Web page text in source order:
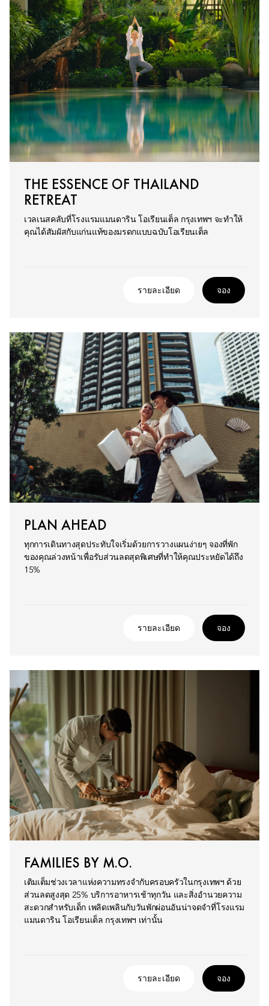
THE ESSENCE OF THAILAND
RETREAT
เวลเนสคลับที่โรงแรมแมนดาริน โอเรียนเต็ล กรุงเทพฯ จะทำให้
คุณได้สัมผัสกับแก่นแท้ของมรดกแบบฉบับโอเรียนเต็ล
รายละเอียด จอง
PLAN AHEAD
ทุกการเดินทางสุดประทับใจเริ่มด้วยการวางแผนง่ายๆ จองที่พัก
ของคุณล่วงหน้าเพื่อรับส่วนลดสุดพิเศษที่ทำให้คุณประหยัดได้ถึง
15%
รายละเอียด จอง
FAMILIES BY M.O.
เติมเต็มช่วงเวลาแห่งความทรงจำกับครอบครัวในกรุงเทพฯ ด้วย
ส่วนลดสูงสุด 25% บริการอาหารเช้าทุกวัน และสิ่งอำนวยความ
สะดวกสำหรับเด็ก เพลิดเพลินกับวันพักผ่อนอันน่าจดจำที่โรงแรม
แมนดาริน โอเรียนเต็ล กรุงเทพฯ เท่านั้น
รายละเอียด จอง